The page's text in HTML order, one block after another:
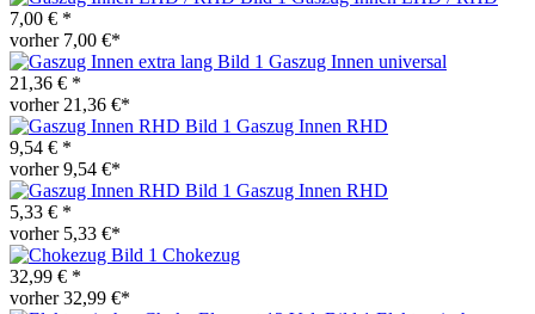
7,00 € *
vorher 7,00 €*
Gaszug Innen universal
21,36 € *
vorher 21,36 €*
Gaszug Innen RHD
9,54 € *
vorher 9,54 €*
Gaszug Innen RHD
5,33 € *
vorher 5,33 €*
Chokezug
32,99 € *
vorher 32,99 €*